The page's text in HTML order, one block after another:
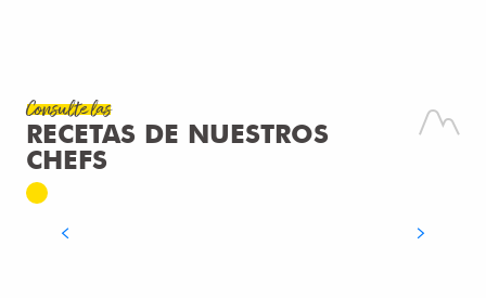
Consulte las
RECETAS DE NUESTROS
CHEFS